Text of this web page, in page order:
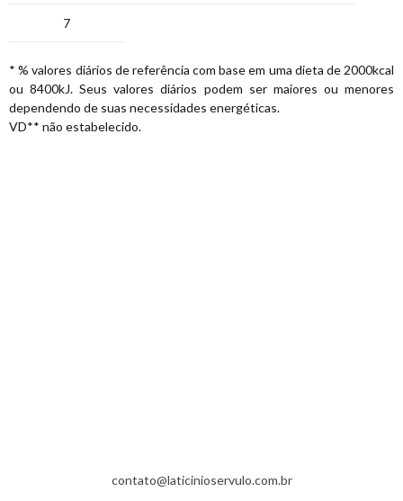
7
* % valores diários de referência com base em uma dieta de 2000kcal
ou 8400kJ. Seus valores diários podem ser maiores ou menores
dependendo de suas necessidades energéticas.
VD** não estabelecido.
contato@laticinioservulo.com.br